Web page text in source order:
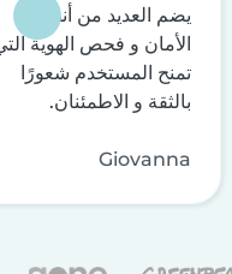
يضم العديد من أنظمة
الأمان و فحص الهوية
تمنح المستخدم شعورًا
بالثقة و الاطمئنان.
Giovanna